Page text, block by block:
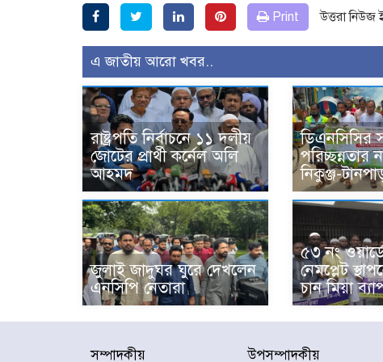
Print উত্তরা নিউজ
এ জাতীয় আরো খবর..
রাষ্ট্রপতি নির্বাচনে ১১ দলীয়
জোটের প্রার্থী কর্নেল অলি
আহমদ
ডিএনসিসির
নিকুঞ্জ-
জুলাই জাদুঘর ঘুরে দেখলেন
এনসিপি নেতারা
৫৩ নং
নেমপ্লেট
চান মিয়া
সম্পাদকীয় উপসম্পাদকীয়